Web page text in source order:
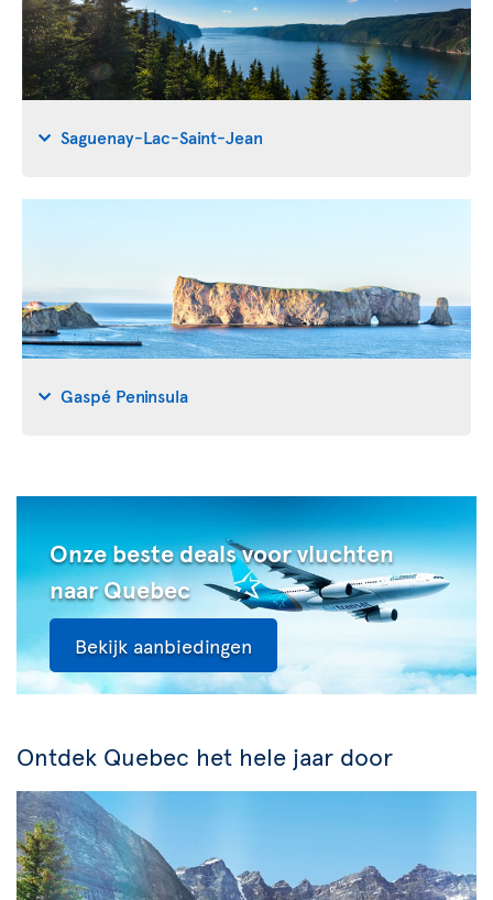
Saguenay-Lac-Saint-Jean
Gaspé Peninsula
Onze beste deals voor vluchten
naar Quebec
Bekijk aanbiedingen
Ontdek Quebec het hele jaar door